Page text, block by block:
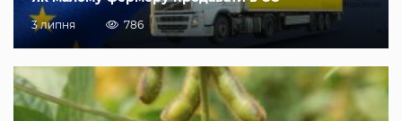
3 липня 786